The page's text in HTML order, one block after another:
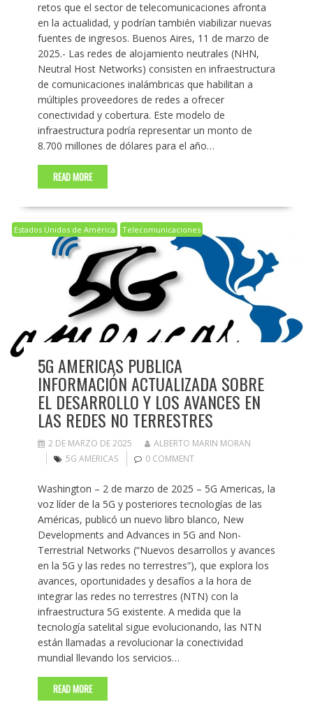
retos que el sector de telecomunicaciones afronta
en la actualidad, y podrían también viabilizar nuevas
fuentes de ingresos. Buenos Aires, 11 de marzo de
2025.- Las redes de alojamiento neutrales (NHN,
Neutral Host Networks) consisten en infraestructura
de comunicaciones inalámbricas que habilitan a
múltiples proveedores de redes a ofrecer
conectividad y cobertura. Este modelo de
infraestructura podría representar un monto de
8.700 millones de dólares para el año…
READ MORE
Estados Unidos de América Telecomunicaciones
5G AMERICAS PUBLICA
INFORMACIÓN ACTUALIZADA SOBRE
EL DESARROLLO Y LOS AVANCES EN
LAS REDES NO TERRESTRES
2 DE MARZO DE 2025
ALBERTO MARIN MORAN
5G AMERICAS
0 COMMENT
Washington – 2 de marzo de 2025 – 5G Americas, la
voz líder de la 5G y posteriores tecnologías de las
Américas, publicó un nuevo libro blanco, New
Developments and Advances in 5G and Non-
Terrestrial Networks (“Nuevos desarrollos y avances
en la 5G y las redes no terrestres”), que explora los
avances, oportunidades y desafíos a la hora de
integrar las redes no terrestres (NTN) con la
infraestructura 5G existente. A medida que la
tecnología satelital sigue evolucionando, las NTN
están llamadas a revolucionar la conectividad
mundial llevando los servicios…
READ MORE